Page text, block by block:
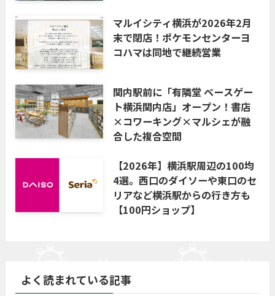
マルイシティ横浜が2026年2月
末で閉店！ポケモンセンターヨ
コハマは同地で継続営業
関内駅前に「有隣堂 ベースゲー
ト横浜関内店」オープン！書店
×コワーキング×マルシェが融
合した複合空間
【2026年】横浜駅周辺の100均
4選。西口のダイソーや東口のセ
リアなど横浜駅からの行き方も
【100円ショップ】
よく読まれている記事